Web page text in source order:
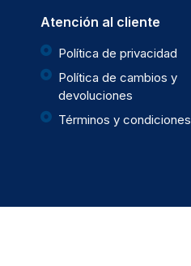
Atención al cliente
Política de privacidad
Política de cambios y
devoluciones
Términos y condiciones